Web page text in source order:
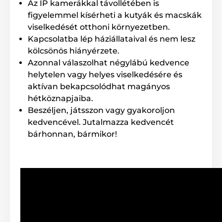
Minden egyes adag esetében beállítja az időt és házi
kedvence megkapja a beállított mennyiségű
táplálékot. Az adag mennyisége 10 és 100 g között
állítható be.
A tápadagoló ABS műanyagból készült, melynek
karbantartása nem igényes, nem tartalmaz
semmilyen káros Bisfenol A anyagot és nem károsítja
a kutya egészségét. A gyártó mindenre gondolt.
Az IP kamerákkal távollétében is
figyelemmel kísérheti a kutyák és macskák
viselkedését otthoni környezetben.
Kapcsolatba lép háziállataival és nem lesz
kölcsönös hiányérzete.
Azonnal válaszolhat négylábú kedvence
helytelen vagy helyes viselkedésére és
aktívan bekapcsolódhat magányos
hétköznapjaiba.
Beszéljen, játsszon vagy gyakoroljon
kedvencével. Jutalmazza kedvencét
bárhonnan, bármikor!